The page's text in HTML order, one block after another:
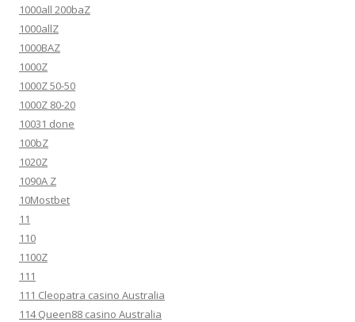
1000all 200baZ
1000allZ
1000BAZ
1000Z
1000Z 50-50
1000Z 80-20
10031 done
100bZ
1020Z
1090A Z
10Mostbet
11
110
1100Z
111
111 Cleopatra casino Australia
114 Queen88 casino Australia